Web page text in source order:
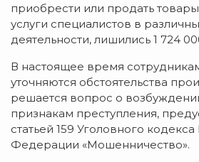
приобрести или продать
услуги специалистов в
деятельности, лишились 1 724
В настоящее время
уточняются обстоятельства
решается вопрос о
признакам преступления,
статьей 159 Уголовного
Федерации «Мошенничество».